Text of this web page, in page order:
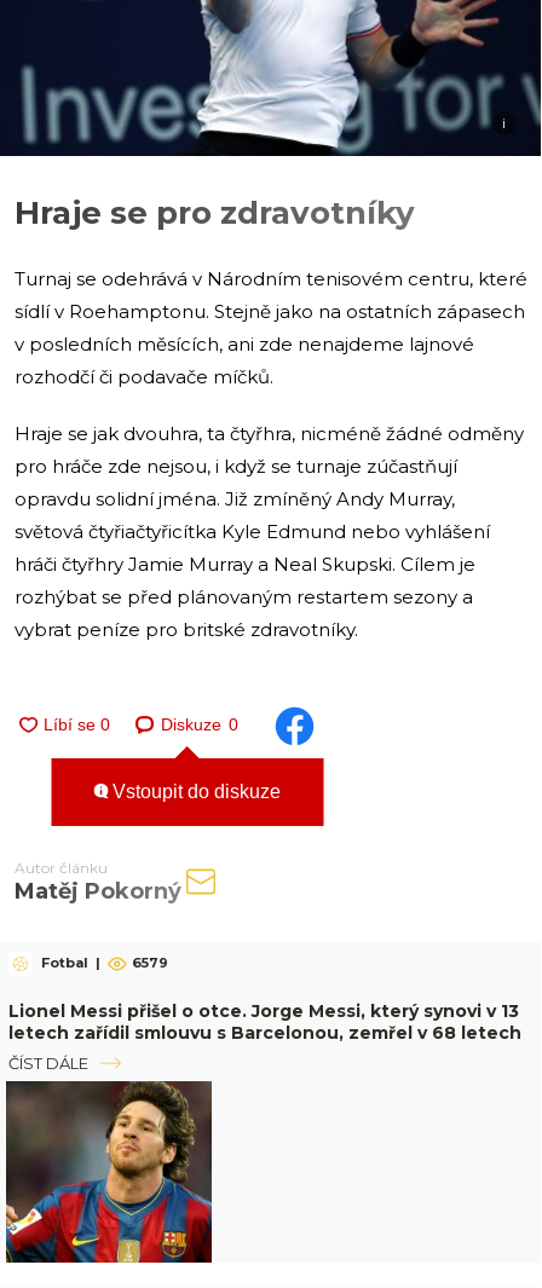
i
Hraje se pro zdravotníky
Turnaj se odehrává v Národním tenisovém centru, které
sídlí v Roehamptonu. Stejně jako na ostatních zápasech
v posledních měsících, ani zde nenajdeme lajnové
rozhodčí či podavače míčků.
Hraje se jak dvouhra, ta čtyřhra, nicméně žádné odměny
pro hráče zde nejsou, i když se turnaje zúčastňují
opravdu solidní jména. Již zmíněný Andy Murray,
světová čtyřiačtyřicítka Kyle Edmund nebo vyhlášení
hráči čtyřhry Jamie Murray a Neal Skupski. Cílem je
rozhýbat se před plánovaným restartem sezony a
vybrat peníze pro britské zdravotníky.
Diskuze 0
Vstoupit do diskuze
Autor článku
Matěj Pokorný
Fotbal | 6579
Lionel Messi přišel o otce. Jorge Messi, který synovi v 13
letech zařídil smlouvu s Barcelonou, zemřel v 68 letech
ČÍST DÁLE